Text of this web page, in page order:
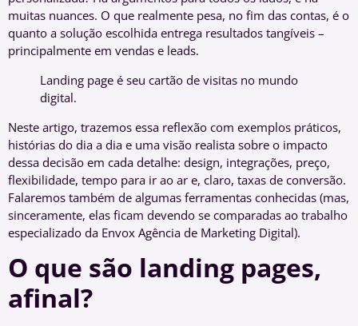
muitas nuances. O que realmente pesa, no fim das contas, é o
quanto a solução escolhida entrega resultados tangíveis –
principalmente em vendas e leads.
Landing page é seu cartão de visitas no mundo
digital.
Neste artigo, trazemos essa reflexão com exemplos práticos,
histórias do dia a dia e uma visão realista sobre o impacto
dessa decisão em cada detalhe: design, integrações, preço,
flexibilidade, tempo para ir ao ar e, claro, taxas de conversão.
Falaremos também de algumas ferramentas conhecidas (mas,
sinceramente, elas ficam devendo se comparadas ao trabalho
especializado da Envox Agência de Marketing Digital).
O que são landing pages,
afinal?